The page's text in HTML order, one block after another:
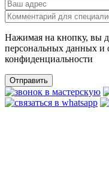
Нажимая на кнопку, вы
персональных данных и
конфиденциальности
Отправить